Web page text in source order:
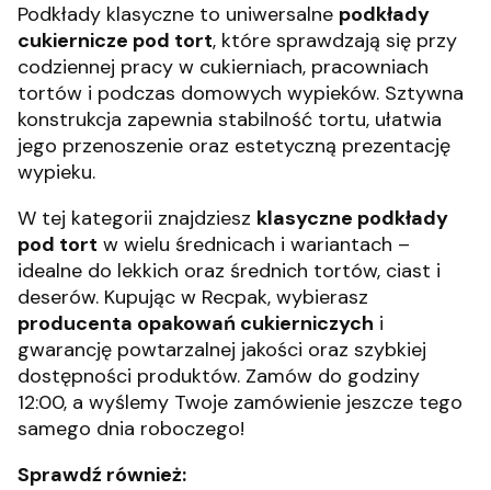
Podkłady klasyczne to uniwersalne podkłady
cukiernicze pod tort, które sprawdzają się przy
codziennej pracy w cukierniach, pracowniach
tortów i podczas domowych wypieków. Sztywna
konstrukcja zapewnia stabilność tortu, ułatwia
jego przenoszenie oraz estetyczną prezentację
wypieku.
W tej kategorii znajdziesz klasyczne podkłady
pod tort w wielu średnicach i wariantach –
idealne do lekkich oraz średnich tortów, ciast i
deserów. Kupując w Recpak, wybierasz
producenta opakowań cukierniczych i
gwarancję powtarzalnej jakości oraz szybkiej
dostępności produktów. Zamów do godziny
12:00, a wyślemy Twoje zamówienie jeszcze tego
samego dnia roboczego!
Sprawdź również: